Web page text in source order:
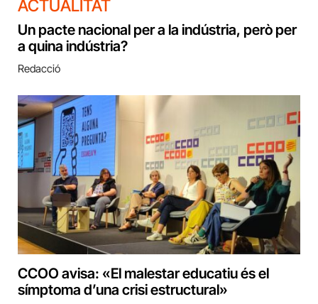
ACTUALITAT
Un pacte nacional per a la indústria, però per
a quina indústria?
Redacció
CCOO avisa: «El malestar educatiu és el
símptoma d’una crisi estructural»